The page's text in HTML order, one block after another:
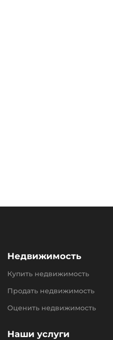
Недвижимость
Купить недвижимость
Продать недвижимость
Оценить недвижимость
Наши услуги